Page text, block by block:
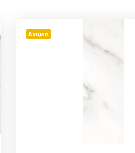
Акция